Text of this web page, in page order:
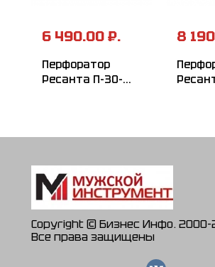
6 490.00 ₽.
Перфоратор
Ресанта П-30-
8
Copyright © Бизнес Инфо. 2000-
Все права защищены